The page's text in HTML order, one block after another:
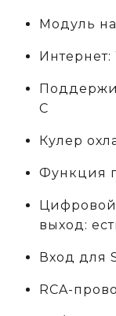
Модуль
Интернет:
C
Кулер
Функция
Цифровой
выход:
Вход для
RCA-